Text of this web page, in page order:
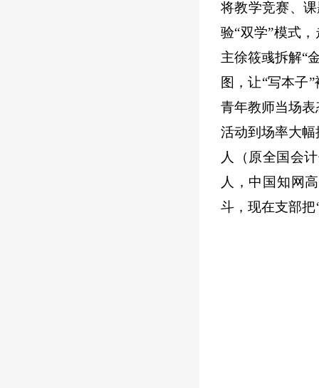
将教学竞赛、
验“双学”模式
主徐筱彧拆解“
图，让“写本子
青年教师当场表
活动到场率大
人（原全国会
人，中国知网
斗，现在支部把